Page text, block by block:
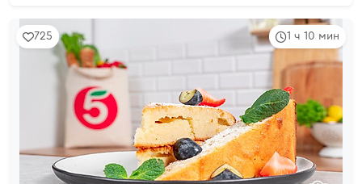
1 ч 10 мин
725